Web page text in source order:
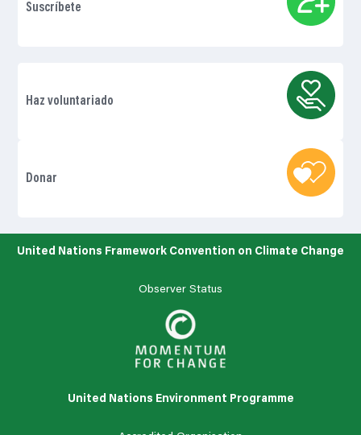
Suscríbete
Haz voluntariado
Donar
United Nations Framework Convention on Climate Change
Observer Status
United Nations Environment Programme